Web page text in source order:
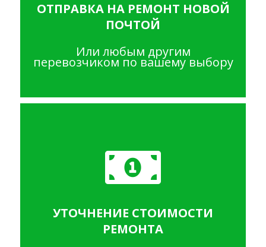
ОТПРАВКА НА РЕМОНТ НОВОЙ
ПОЧТОЙ
Или любым другим
перевозчиком по вашему выбору
УТОЧНЕНИЕ СТОИМОСТИ
РЕМОНТА